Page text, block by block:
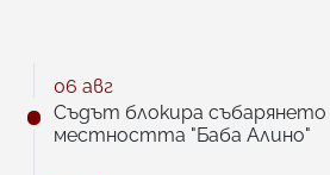
06 авг
Съдът блокира събарянето
местността "Баба Алино"